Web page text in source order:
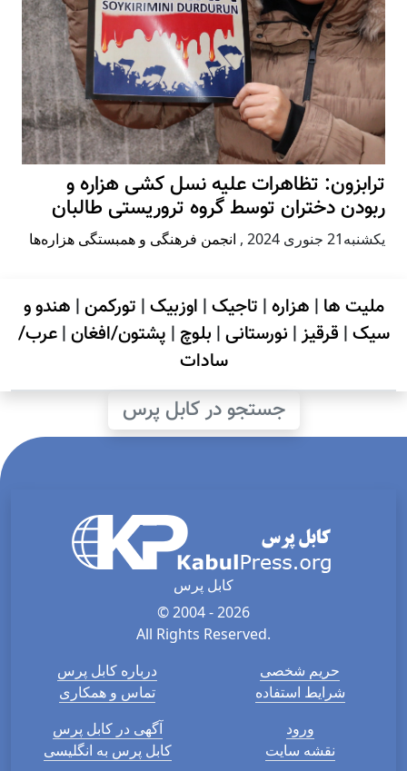
ترابزون: تظاهرات علیه نسل کشی هزاره و
ربودن دختران توسط گروه تروریستی طالبان
يكشنبه21 جنوری 2024 , انجمن فرهنگی و همبستگی هزاره‌ها
ملیت ها | هزاره| تاجیک| اوزبیک| تورکمن| هندو و
سیک| قرقیز| نورستانی| بلوچ | پشتون/افغان|عرب/
سادات
جستجو در کابل پرس
کابل پرس
© 2004 - 2026
All Rights Reserved.
درباره کابل پرس
تماس و همکاری
حریم شخصی
شرایط استفاده
آگهی در کابل پرس
کابل پرس به انگلیسی
ورود
نقشه سایت